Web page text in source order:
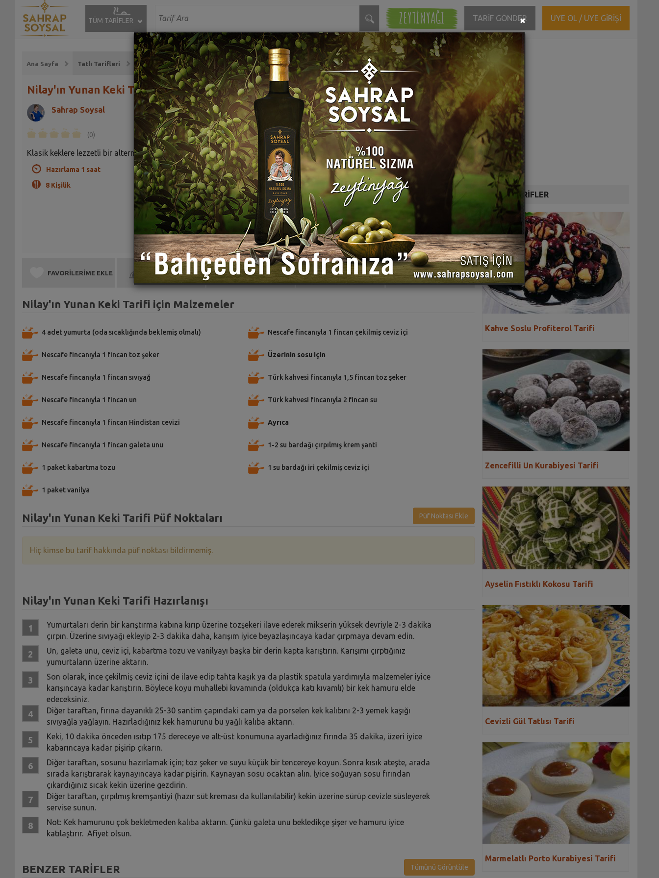
TÜM TARİFLER ZEYTİNYAĞI TARİF GÖNDER ÜYE OL / ÜYE GİRİŞİ
Ana Sayfa Tatlı Tarifleri
Nilay'ın Yunan Keki Tarifi
Sahrap Soysal
(0)
Klasik keklere lezzetli bir alternatif olacak bir tarif.
Hazırlama 1 saat
8 Kişilik
FAVORİLERİME EKLE BEN DE YAPTIM TARİFE PUAN VER TARİFİ PAYLAŞ TARİFİ YAZDIR
Nilay'ın Yunan Keki Tarifi için Malzemeler
4 adet yumurta (oda sıcaklığında beklemiş olmalı)
Nescafe fincanıyla 1 fincan toz şeker
Nescafe fincanıyla 1 fincan sıvıyağ
Nescafe fincanıyla 1 fincan un
Nescafe fincanıyla 1 fincan Hindistan cevizi
Nescafe fincanıyla 1 fincan galeta unu
1 paket kabartma tozu
1 paket vanilya
Nescafe fincanıyla 1 fincan çekilmiş ceviz içi
Üzerinin sosu için
Türk kahvesi fincanıyla 1,5 fincan toz şeker
Türk kahvesi fincanıyla 2 fincan su
Ayrıca
1-2 su bardağı çırpılmış krem şanti
1 su bardağı iri çekilmiş ceviz içi
Nilay'ın Yunan Keki Tarifi Püf Noktaları Püf Noktası Ekle
Hiç kimse bu tarif hakkında püf noktası bildirmemiş.
Nilay'ın Yunan Keki Tarifi Hazırlanışı
Yumurtaları derin bir karıştırma kabına kırıp üzerine tozşekeri ilave ederek mikserin yüksek devriyle 2-3 dakika
çırpın. Üzerine sıvıyağı ekleyip 2-3 dakika daha, karışım iyice beyazlaşıncaya kadar çırpmaya devam edin.
Un, galeta unu, ceviz içi, kabartma tozu ve vanilyayı başka bir derin kapta karıştırın. Karışımı çırptığınız
yumurtaların üzerine aktarın.
Son olarak, ince çekilmiş ceviz içini de ilave edip tahta kaşık ya da plastik spatula yardımıyla malzemeler iyice
karışıncaya kadar karıştırın. Böylece koyu muhallebi kıvamında (oldukça katı kıvamlı) bir kek hamuru elde
edeceksiniz.
Diğer taraftan, fırına dayanıklı 25-30 santim çapındaki cam ya da porselen kek kalıbını 2-3 yemek kaşığı
sıvıyağla yağlayın. Hazırladığınız kek hamurunu bu yağlı kalıba aktarın.
Keki, 10 dakika önceden ısıtıp 175 dereceye ve alt-üst konumuna ayarladığınız fırında 35 dakika, üzeri iyice
kabarıncaya kadar pişirip çıkarın.
Diğer taraftan, sosunu hazırlamak için; toz şeker ve suyu küçük bir tencereye koyun. Sonra kısık ateşte, arada
sırada karıştırarak kaynayıncaya kadar pişirin. Kaynayan sosu ocaktan alın. İyice soğuyan sosu fırından
çıkardığınız sıcak kekin üzerine gezdirin.
Diğer taraftan, çırpılmış kremşantiyi (hazır süt kreması da kullanılabilir) kekin üzerine sürüp cevizle süsleyerek
servise sunun.
Not: Kek hamurunu çok bekletmeden kalıba aktarın. Çünkü galeta unu bekledikçe şişer ve hamuru iyice
katılaştırır. Afiyet olsun.
BENZER TARİFLER Tümünü Görüntüle
DİĞER TARİFLER
Kahve Soslu Profiterol Tarifi
Zencefilli Un Kurabiyesi Tarifi
Ayselin Fıstıklı Kokosu Tarifi
Cevizli Gül Tatlısı Tarifi
Marmelatlı Porto Kurabiyesi Tarifi
×Close